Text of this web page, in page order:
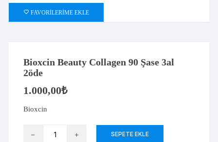
FAVORILERIME EKLE
Bioxcin Beauty Collagen 90 Şase 3al
2öde
1.000,00₺
Bioxcin
SEPETE EKLE